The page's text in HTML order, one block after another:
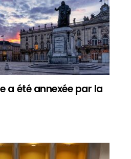
a été annexée par la